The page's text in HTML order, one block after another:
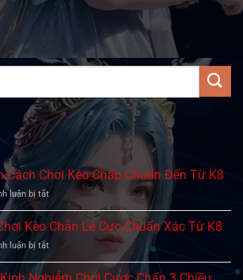
Cách Chơi Kèo Chấp Chuẩn Đến Từ K8
luận bị tắt
Tin
Kèo
Chấp
Kèo Chẵn Lẻ Cực Chuẩn Xác Từ K8
luận bị tắt
Quyết